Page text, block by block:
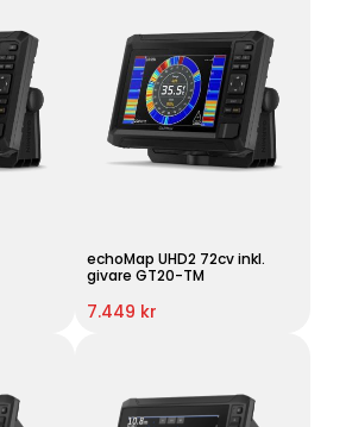
echoMap UHD2 72cv inkl.
givare GT20-TM
7.449 kr